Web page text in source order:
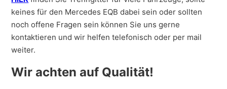
keines für den Mercedes EQB dabei sein oder sollten
noch offene Fragen sein können Sie uns gerne
kontaktieren und wir helfen telefonisch oder per mail
weiter.
Wir achten auf Qualität!